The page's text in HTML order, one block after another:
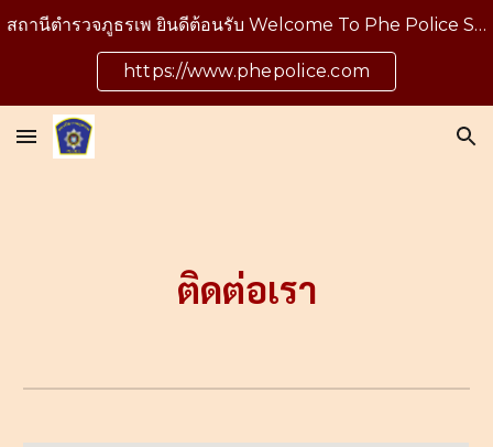
Skip to main content
สถานีตำรวจภูธรเพ ยินดีต้อนรับ Welcome To Phe Police Station
https://www.phepolice.com
ติดต่อเรา